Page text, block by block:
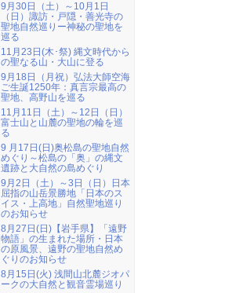
9月30日（土）～10月1日
（日）諏訪・戸隠・善光寺の
聖地自然巡りー神秘の聖地を
巡る
11月23日(木･祭) 縄文時代から
の聖なる山・大山に登る
9月18日（月祝）弘法大師空海
ご生誕1250年：真言宗最高の
聖地、高野山を巡る
11月11日（土）～12日（日）
富士山と山麓の聖地の輪を巡
る
9 月17日(日)奥松島の聖地自然
めぐり～松島の「奥」の縄文
遺跡と大自然の島めぐり
9月2日（土）～3日（日）日本
屈指の山岳景勝地「日本のス
イス・上高地」自然聖地巡り
のお知らせ
8月27日(日)【岩手県】「遠野
物語」の生まれた場所・日本
の原風景、遠野の聖地自然め
ぐりのお知らせ
8月15日(火) 浅間山北麓ジオパ
ークの大自然と観音霊場巡り